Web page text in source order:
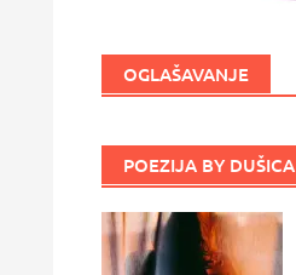
OGLAŠAVANJE
POEZIJA BY DUŠICA